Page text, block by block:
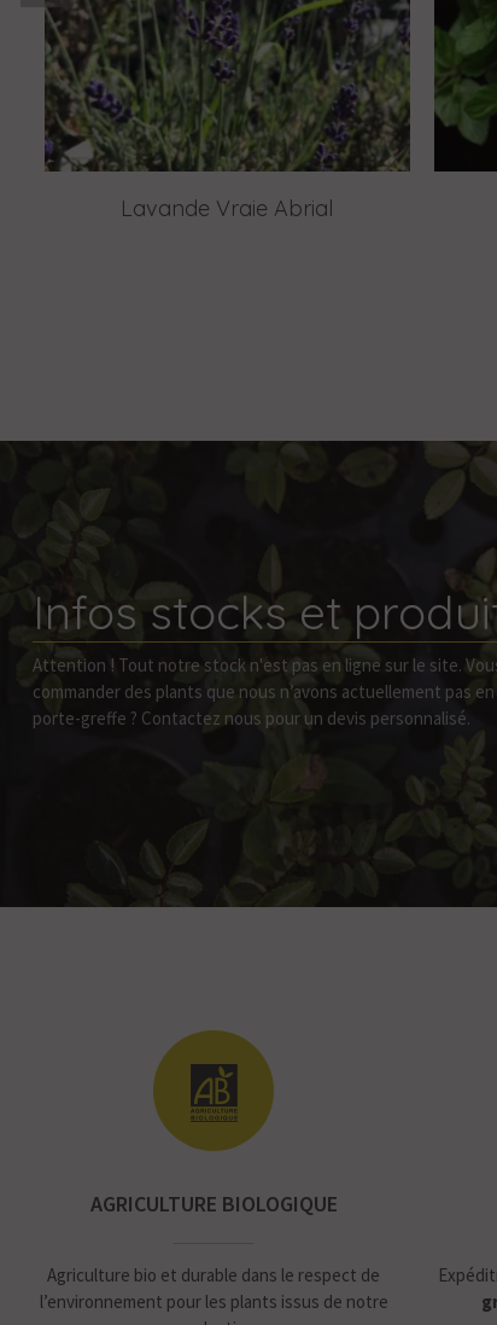
Lavande Vraie Abrial
Infos stocks et
Attention ! Tout notre stock n'est pas en ligne sur le site.
commander des plants que nous n’avons actuellement pas
porte-greffe ? Contactez nous pour un devis personnalisé.
AGRICULTURE BIOLOGIQUE
Agriculture bio et durable dans le respect de
l’environnement pour les plants issus de notre